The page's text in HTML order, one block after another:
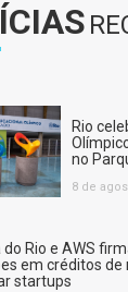
Rio
no
8 de
Rio e AWS
em créditos de
startups